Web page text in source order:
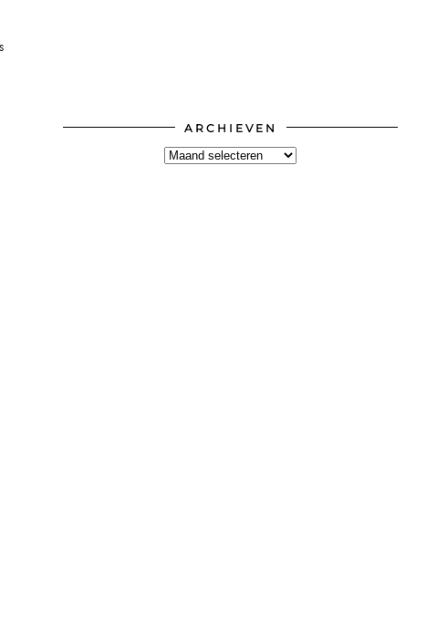
ARCHIEVEN
Archieven